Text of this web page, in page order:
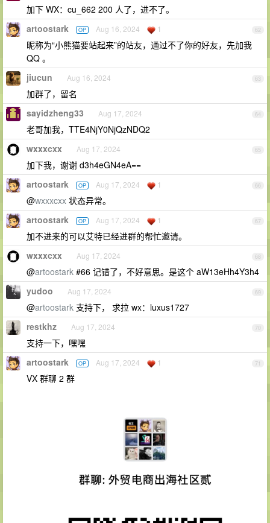
加下 WX：cu_662 200 人了，进不了。
62
artoostark OP Aug 16, 2024 1
昵称为“小熊猫要站起来”的站友，通过不了你的好友，先加我
QQ 。
63
jiucun Aug 16, 2024
加群了，留名
64
sayidzheng33 Aug 17, 2024
老哥加我，TTE4NjY0NjQzNDQ2
65
wxxxcxx Aug 17, 2024
加下我，谢谢 d3h4eGN4eA==
66
artoostark OP Aug 17, 2024 1
@wxxxcxx 状态异常。
67
artoostark OP Aug 17, 2024 1
加不进来的可以艾特已经进群的帮忙邀请。
68
wxxxcxx Aug 17, 2024
@artoostark #66 记错了，不好意思。是这个 aW13eHh4Y3h4
69
yudoo Aug 17, 2024
@artoostark 支持下， 求拉 wx：luxus1727
70
restkhz Aug 17, 2024
支持一下，嘿嘿
71
artoostark OP Aug 17, 2024 1
VX 群聊 2 群